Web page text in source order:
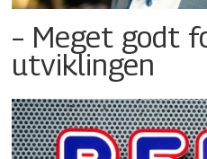
– Meget godt
utviklingen